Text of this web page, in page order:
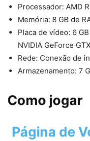
Processador: AMD
Memória: 8 GB de
Placa de vídeo: 6
NVIDIA GeForce
Rede: Conexão de
Armazenamento: 7
Como jogar
Página de